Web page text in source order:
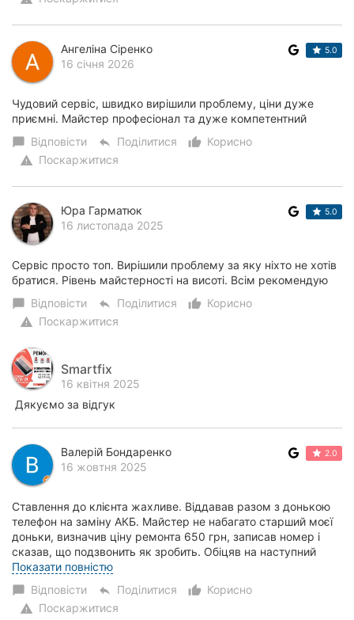
Карпати
Ангеліна Сіренко
16 січня 2026
5.0
Чудовий сервіс, швидко вирішили проблему, ціни дуже
приємні. Майстер професіонал та дуже компетентний
chat_bubble Відповісти reply Поділитися thumb_up_alt
Корисно
warning Поскаржитися
Юра Гарматюк
16 листопада 2025
5.0
Сервіс просто топ. Вирішили проблему за яку ніхто не хотів
братися. Рівень майстерності на висоті. Всім рекомендую
chat_bubble Відповісти reply Поділитися thumb_up_alt
Корисно
warning Поскаржитися
Smartfix
16 квітня 2025
Дякуємо за відгук
Валерій Бондаренко
16 жовтня 2025
2.0
Ставлення до клієнта жахливе. Віддавав разом з донькою
телефон на заміну АКБ. Майстер не набагато старший моєї
доньки, визначив ціну ремонта 650 грн, записав номер і
сказав, що подзвонить як зробить. Обіцяв на наступний
день (п'ятниця). Але так і не...
Показати повністю
chat_bubble Відповісти reply Поділитися thumb_up_alt
Корисно
warning Поскаржитися